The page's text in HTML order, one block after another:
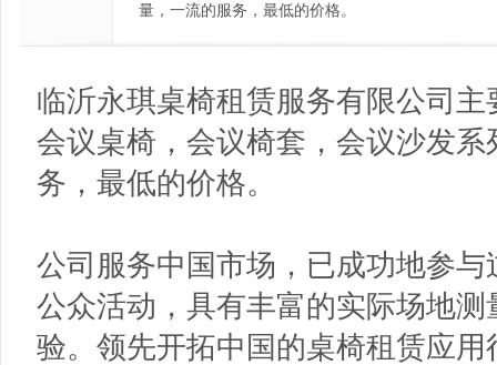
量，一流的服务，最低的价格。
临沂永琪桌椅租赁服务有限公司
会议桌椅，会议椅套，会议沙发
务，最低的价格。
公司服务中国市场，已成功地参
公众活动，具有丰富的实际场地
验。领先开拓中国的桌椅租赁应